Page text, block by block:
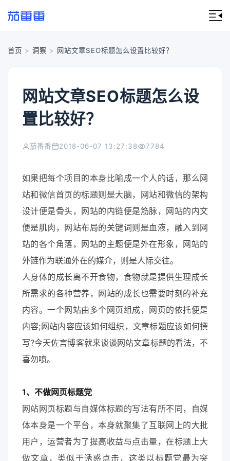
首页 > 洞察 > 网站文章SEO标题怎么设置比较好？
网站文章SEO标题怎么设
置比较好？
茄番番 2018-06-07 13:27:38 7784
如果把每个项目的本身比喻成一个人的话，那么网
站和微信首页的标题则是大脑，网站和微信的架构
设计便是骨头，网站的内链便是筋脉，网站的内文
便是肌肉，网站布局的关键词则是血液，融入到网
站的各个角落，网站的主题便是外在形象，网站的
外链作为联通外在的媒介，则是人际交往。
人身体的成长离不开食物，食物就是提供生理成长
所需求的各种营养，网站的成长也需要时刻的补充
内容。一个网站由多个网页组成，网页的依托便是
内容;网站内容应该如何组织，文章标题应该如何撰
写?今天佐言博客就来谈谈网站文章标题的看法，不
喜勿喷。
1、不做网页标题党
网站网页标题与自媒体标题的写法有所不同，自媒
体本身是一个平台，本身就聚集了互联网上的大批
用户，运营者为了提高收益与点击量，在标题上大
做文章，类似于诱惑点击，这类以标题党最为突